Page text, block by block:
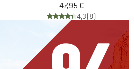
47,95 €
4,3(8)